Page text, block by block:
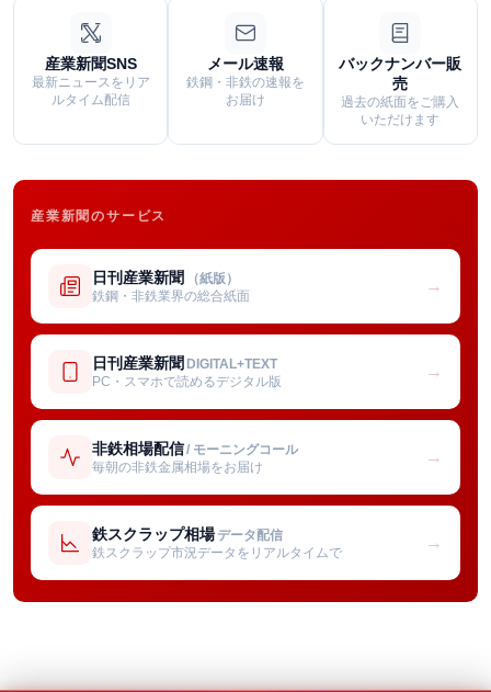
産業新聞SNS
最新ニュースをリア
ルタイム配信
メール速報
鉄鋼・非鉄の速報を
お届け
バックナンバー販
売
過去の紙面をご購入
いただけます
産業新聞のサービス
日刊産業新聞 （紙版）
鉄鋼・非鉄業界の総合紙面
→
日刊産業新聞 DIGITAL+TEXT
PC・スマホで読めるデジタル版
→
非鉄相場配信/ モーニングコール
毎朝の非鉄金属相場をお届け
→
鉄スクラップ相場 データ配信
鉄スクラップ市況データをリアルタイムで
→